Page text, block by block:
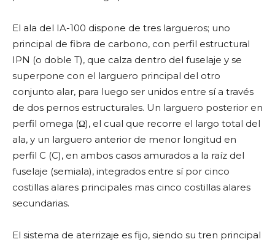
El ala del IA-100 dispone de tres largueros; uno
principal de fibra de carbono, con perfil estructural
IPN (o doble T), que calza dentro del fuselaje y se
superpone con el larguero principal del otro
conjunto alar, para luego ser unidos entre sí a través
de dos pernos estructurales. Un larguero posterior en
perfil omega (Ω), el cual que recorre el largo total del
ala, y un larguero anterior de menor longitud en
perfil C (C), en ambos casos amurados a la raíz del
fuselaje (semiala), integrados entre sí por cinco
costillas alares principales mas cinco costillas alares
secundarias.
El sistema de aterrizaje es fijo, siendo su tren principal